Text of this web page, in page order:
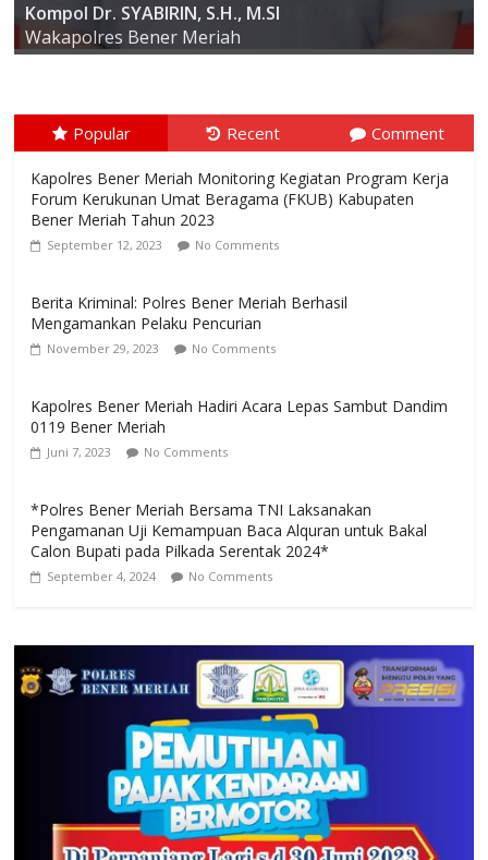
AKBP ARIS CAI DWI SUSANTO S.I.K., M.I.K
Kapolres Bener Meriah
Kompol Dr. SYABIRIN, S.H., M.SI
Popular Recent Comment
Kapolres Bener Meriah Monitoring Kegiatan Program Kerja
Forum Kerukunan Umat Beragama (FKUB) Kabupaten
Bener Meriah Tahun 2023
September 12, 2023 No Comments
Berita Kriminal: Polres Bener Meriah Berhasil
Mengamankan Pelaku Pencurian
November 29, 2023 No Comments
Kapolres Bener Meriah Hadiri Acara Lepas Sambut Dandim
0119 Bener Meriah
Juni 7, 2023 No Comments
*Polres Bener Meriah Bersama TNI Laksanakan
Pengamanan Uji Kemampuan Baca Alquran untuk Bakal
Calon Bupati pada Pilkada Serentak 2024*
September 4, 2024 No Comments